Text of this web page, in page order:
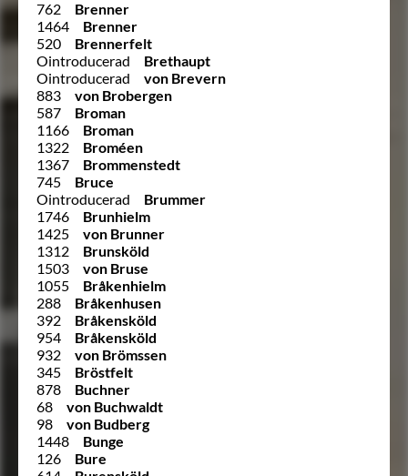
762
Brenner
1464
Brenner
520
Brennerfelt
Ointroducerad
Brethaupt
Ointroducerad
von Brevern
883
von Brobergen
587
Broman
1166
Broman
1322
Broméen
1367
Brommenstedt
745
Bruce
Ointroducerad
Brummer
1746
Brunhielm
1425
von Brunner
1312
Brunsköld
1503
von Bruse
1055
Bråkenhielm
288
Bråkenhusen
392
Bråkensköld
954
Bråkensköld
932
von Brömssen
345
Bröstfelt
878
Buchner
68
von Buchwaldt
98
von Budberg
1448
Bunge
126
Bure